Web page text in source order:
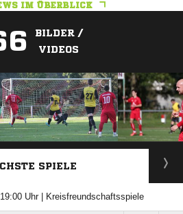
IM ÜBERBLICK
BILDER /
VIDEOS
ANZEIGE
SPIELE
Uhr | Kreisfreundschaftsspiele